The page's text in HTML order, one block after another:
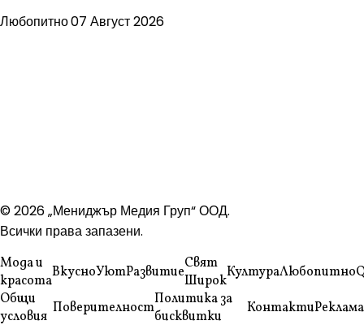
Любопитно07 Август 2026
© 2026 „Мениджър Медия Груп“ ООД.
Всички права запазени.
Мода и
красотаВкусноУютРазвитиеСвят
ШирокКултураЛюбопитно
Общи
условия ПоверителностПолитика за
бисквитки
КонтактиРеклама